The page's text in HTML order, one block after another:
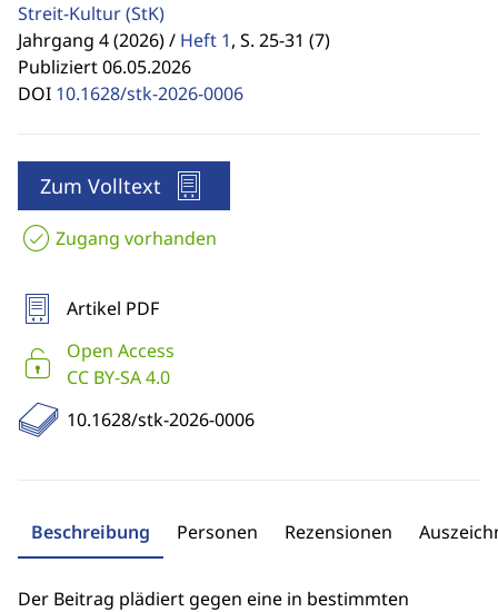
Streit-Kultur(StK)
Jahrgang 4 (2026) / Heft 1, S. 25-31 (7)
Publiziert 06.05.2026
DOI 10.1628/stk-2026-0006
Zum Volltext
Zugang vorhanden
Artikel PDF
Open Access
CC BY-SA 4.0
10.1628/stk-2026-0006
Beschreibung Personen Rezensionen
Der Beitrag plädiert gegen eine in bestimmten